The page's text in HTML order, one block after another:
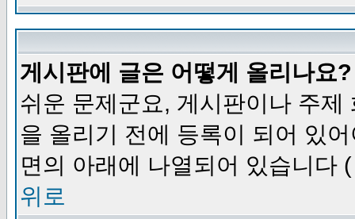
게시판에 글은 어떻게 올리나요?
쉬운 문제군요, 게시판이나 주
을 올리기 전에 등록이 되어 있
면의 아래에 나열되어 있습니다 (
위로